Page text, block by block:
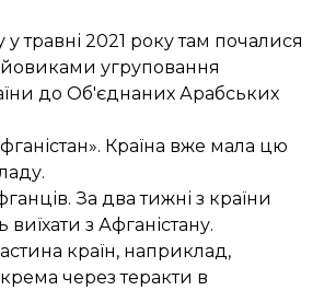
травні 2021 року там почалися
угруповання
до Об'єднаних Арабських
. Країна вже мала цю
За два тижні з країни
з Афганістану.
країн, наприклад,
через теракти в